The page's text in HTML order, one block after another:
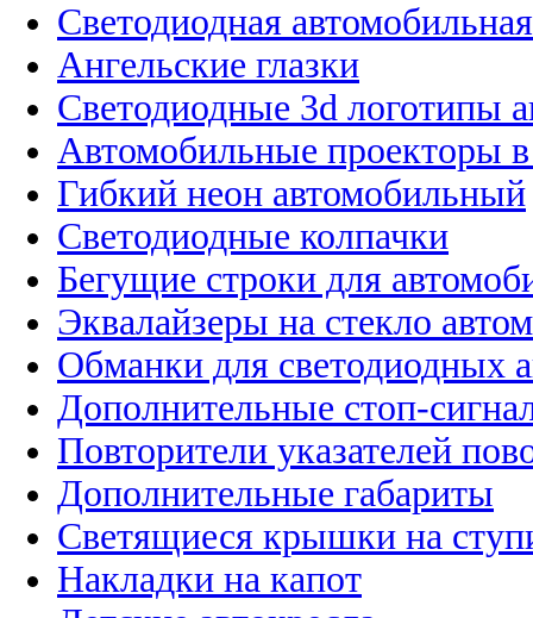
Светодиодная
Ангельские глазки
Светодиодные 3d логотипы
Автомобильные проекторы
Гибкий неон автомобильный
Светодиодные колпачки
Бегущие строки для
Эквалайзеры на стекло
Обманки для светодиодных
Дополнительные стоп-
Повторители указателей
Дополнительные габариты
Светящиеся крышки на
Накладки на капот